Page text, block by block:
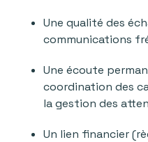
Une qualité des
communications
Une écoute
coordination des
la gestion des
Un lien financier